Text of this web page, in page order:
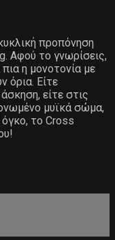
προπόνηση
Αφού το γνωρίσεις,
η μονοτονία με
όρια. Είτε
είτε στις
μυϊκά σώμα,
όγκο, το Cross